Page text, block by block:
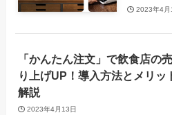
2023年4月
「かんたん注文」で飲食店の売
り上げUP！導入方法とメリッ
解説
2023年4月13日